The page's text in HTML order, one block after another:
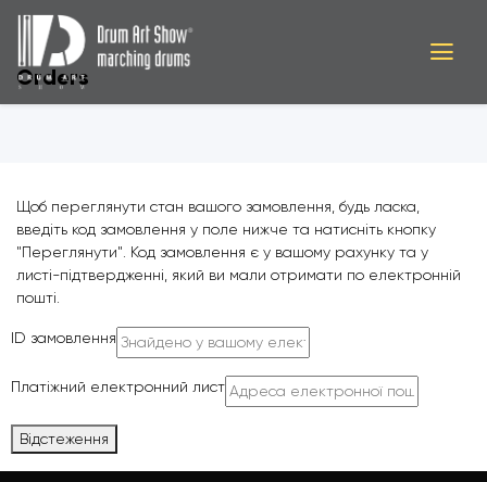
Orders
Щоб переглянути стан вашого замовлення, будь ласка,
введіть код замовлення у поле нижче та натисніть кнопку
"Переглянути". Код замовлення є у вашому рахунку та у
листі-підтвердженні, який ви мали отримати по електронній
пошті.
ID замовлення
Платіжний електронний лист
Відстеження